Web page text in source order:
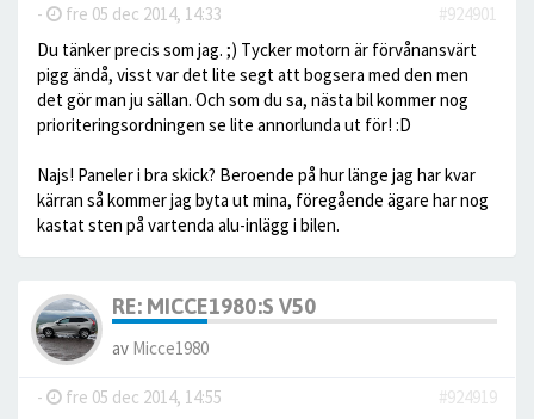
- fre 05 dec 2014, 14:33
#924901
Du tänker precis som jag. ;) Tycker motorn är förvånansvärt
pigg ändå, visst var det lite segt att bogsera med den men
det gör man ju sällan. Och som du sa, nästa bil kommer nog
prioriteringsordningen se lite annorlunda ut för! :D
Najs! Paneler i bra skick? Beroende på hur länge jag har kvar
kärran så kommer jag byta ut mina, föregående ägare har nog
kastat sten på vartenda alu-inlägg i bilen.
RE: MICCE1980:S V50
av Micce1980
- fre 05 dec 2014, 14:55
#924919